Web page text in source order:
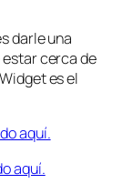
darle una
cerca de
es el
aquí.
aquí.